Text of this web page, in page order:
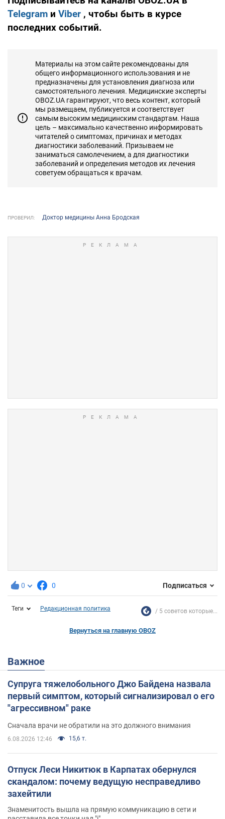
Telegram и Viber , чтобы быть в курсе
последних событий.
Материалы на этом сайте рекомендованы для
общего информационного использования и не
предназначены для установления диагноза или
самостоятельного лечения. Медицинские эксперты
OBOZ.UA гарантируют, что весь контент, который
мы размещаем, публикуется и соответствует
самым высоким медицинским стандартам. Наша
цель – максимально качественно информировать
читателей о симптомах, причинах и методах
диагностики заболеваний. Призываем не
заниматься самолечением, а для диагностики
заболеваний и определения методов их лечения
советуем обращаться к врачам.
ПРОВЕРИЛ: Доктор медицины Анна Бродская
0 0 Подписаться
Теги Редакционная политика 5 советов которые...
Вернуться на главную OBOZ
Важное
Супруга тяжелобольного Джо Байдена назвала
первый симптом, который сигнализировал о его
"агрессивном" раке
Сначала врачи не обратили на это должного внимания
6.08.2026 12:46 15,6 т.
Отпуск Леси Никитюк в Карпатах обернулся
скандалом: почему ведущую несправедливо
захейтили
Знаменитость вышла на прямую коммуникацию в сети и